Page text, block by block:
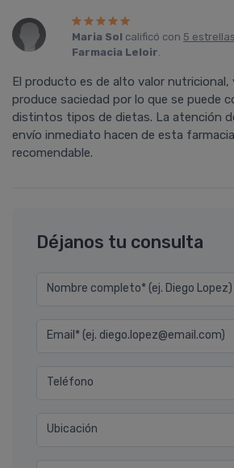
Maria Sol calificó con 5 estrellas
Farmacia Leloir.
El producto es de alto valor nutricional,
produce saciedad por lo que se puede
distintos tipos de dietas. La atención
enví­o inmediato hacen de esta
recomendable.
Déjanos tu consulta
Nombre completo* (ej. Diego Lopez)
Email* (ej. diego.lopez@email.com)
Teléfono
Ubicación